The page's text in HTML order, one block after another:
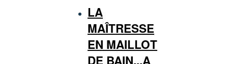
LA
MAÎTRESSE
EN MAILLOT
DE BAIN...A